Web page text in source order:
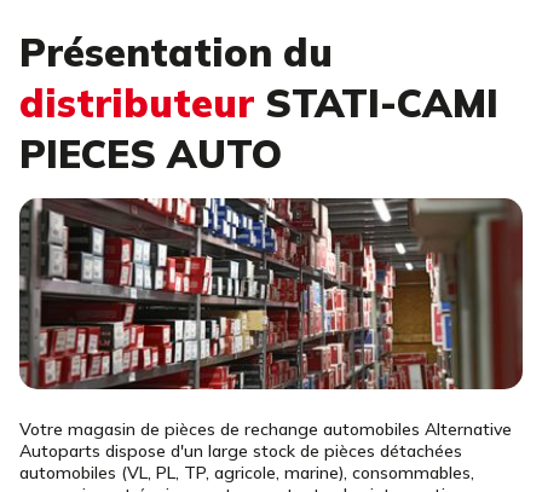
Présentation du
distributeur STATI-CAMI
PIECES AUTO
Votre magasin de pièces de rechange automobiles Alternative
Autoparts dispose d'un large stock de pièces détachées
automobiles (VL, PL, TP, agricole, marine), consommables,